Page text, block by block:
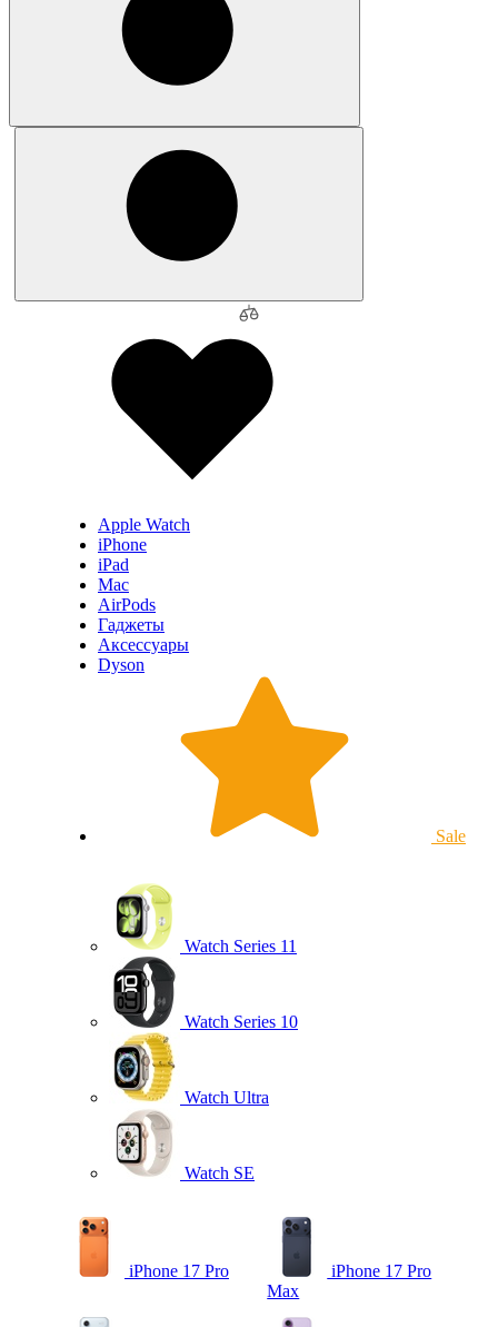
Apple Watch
iPhone
iPad
Mac
AirPods
Гаджеты
Аксессуары
Dyson
Sale
Watch Series 11
Watch Series 10
Watch Ultra
Watch SE
iPhone 17 Pro
iPhone 17 Pro
Max